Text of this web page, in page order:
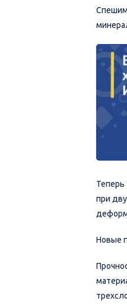
Спешим
Теперь
при
Новые